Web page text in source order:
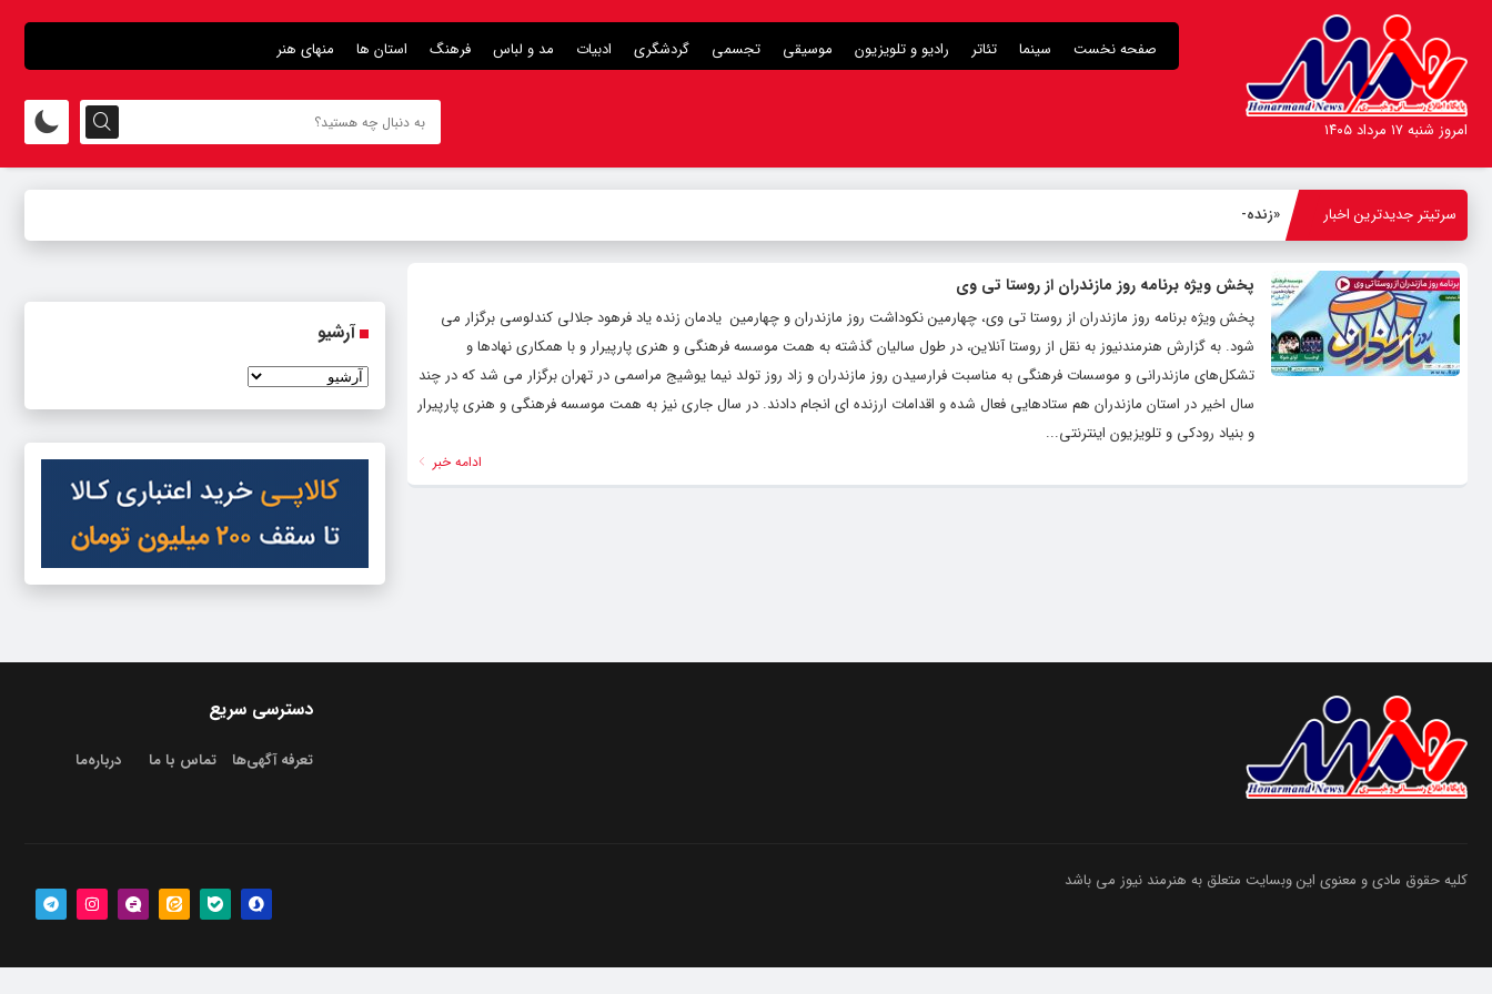
صفحه نخست سینما تئاتر رادیو و تلویزیون موسیقی تجسمی گردشگری ادبیات مد و لباس فرهنگ استان ها منهای هنر
امروز شنبه ۱۷ مرداد ۱۴۰۵
سرتیتر جدیدترین اخبار «زنده‌شور»
پخش ویژه برنامه روز مازندران از روستا تی وی
پخش ویژه برنامه روز مازندران از روستا تی وی، چهارمین نکوداشت روز مازندران و چهارمین یادمان زنده یاد فرهود جلالی کندلوسی برگزار می
شود. به گزارش هنرمندنیوز به نقل از روستا آنلاین، در طول سالیان گذشته به همت موسسه فرهنگی و هنری پارپیرار و با همکاری نهادها و
تشکل‌های مازندرانی و موسسات فرهنگی به مناسبت فرارسیدن روز مازندران و زاد روز تولد نیما یوشیج مراسمی در تهران برگزار می شد که در چند
سال اخیر در استان مازندران هم ستادهایی فعال شده و اقدامات ارزنده ای انجام دادند. در سال جاری نیز به همت موسسه فرهنگی و هنری پارپیرار
و بنیاد رودکی و تلویزیون اینترنتی...
ادامه خبر
آرشیو
دسترسی سریع
تعرفه آگهی‌ها تماس با ما درباره‌‌ما
کلیه حقوق مادی و معنوی این وبسایت متعلق به هنرمند نیوز می باشد